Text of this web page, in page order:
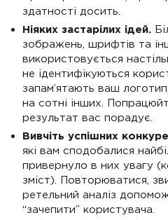
здатності досить.
Ніяких застарілих ідей.
зображень, шрифтів та
використовується
не ідентифікуються
запам’ятають ваш
на сотні інших.
результат вас порадує.
Вивчіть успішних
які вам сподобалися
привернуло в них увагу
зміст). Повторюватися,
ретельний аналіз
“зачепити” користувача.